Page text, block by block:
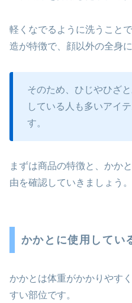
軽くなでるように洗うこと
造が特徴で、顔以外の全身
そのため、ひじやひざ
している人も多いアイ
す。
まずは商品の特徴と、かか
由を確認していきましょう。
かかとに使用してい
かかとは体重がかかりやす
すい部位です。